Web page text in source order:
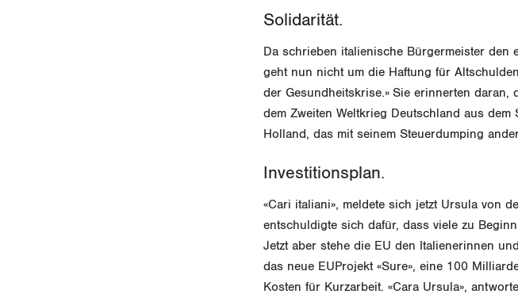
Solidarität.
Da schrieben italienische Bürgermeister den
geht nun nicht um die Haftung für
der Gesundheitskrise.» Sie erinnerten
dem Zweiten Weltkrieg Deutschland aus
Holland, das mit seinem Steuerdumping
Investitionsplan.
«Cari italiani», meldete sich jetzt Ursula von
entschuldigte sich dafür, dass viele zu
Jetzt aber stehe die EU den Italienerinnen
das neue EUProjekt «Sure», eine 100
Kosten für Kurzarbeit. «Cara Ursula»,